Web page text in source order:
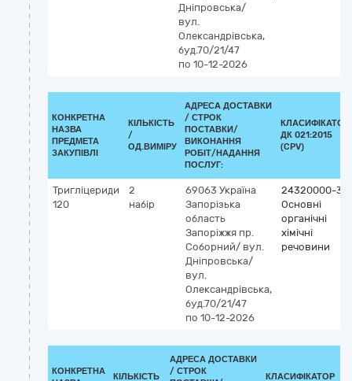
Дніпровська/
вул.
Олександрівська,
буд.70/21/47
по 10-12-2026
КОНКРЕТНА
НАЗВА
ПРЕДМЕТА
ЗАКУПІВЛІ
КІЛЬКІСТЬ
/
ОД.ВИМІРУ
АДРЕСА ДОСТАВКИ
/ СТРОК
ПОСТАВКИ/
ВИКОНАННЯ
РОБІТ/НАДАННЯ
ПОСЛУГ:
КЛАСИФІКАТОР
ДК 021:2015
(CPV)
Тригліцериди
120
2
набір
69063 Україна
Запорізька
область
Запоріжжя пр.
Соборний/ вул.
Дніпровська/
вул.
Олександрівська,
буд.70/21/47
по 10-12-2026
24320000-3
Основні
органічні
хімічні
речовини
КОНКРЕТНА
КІЛЬКІСТЬ
АДРЕСА ДОСТАВКИ
/ СТРОК
КЛАСИФІКАТОР